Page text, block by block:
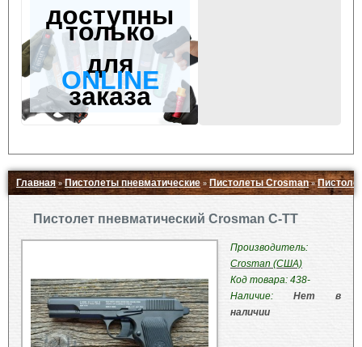
доступны
только
для
ONLINE
заказа
Главная»Пистолеты пневматические»Пистолеты Crosman»
Пистолет пневматический Crosman C-TT
Производитель:
Crosman (США)
Код товара: 438-
Наличие: Нет в
наличии